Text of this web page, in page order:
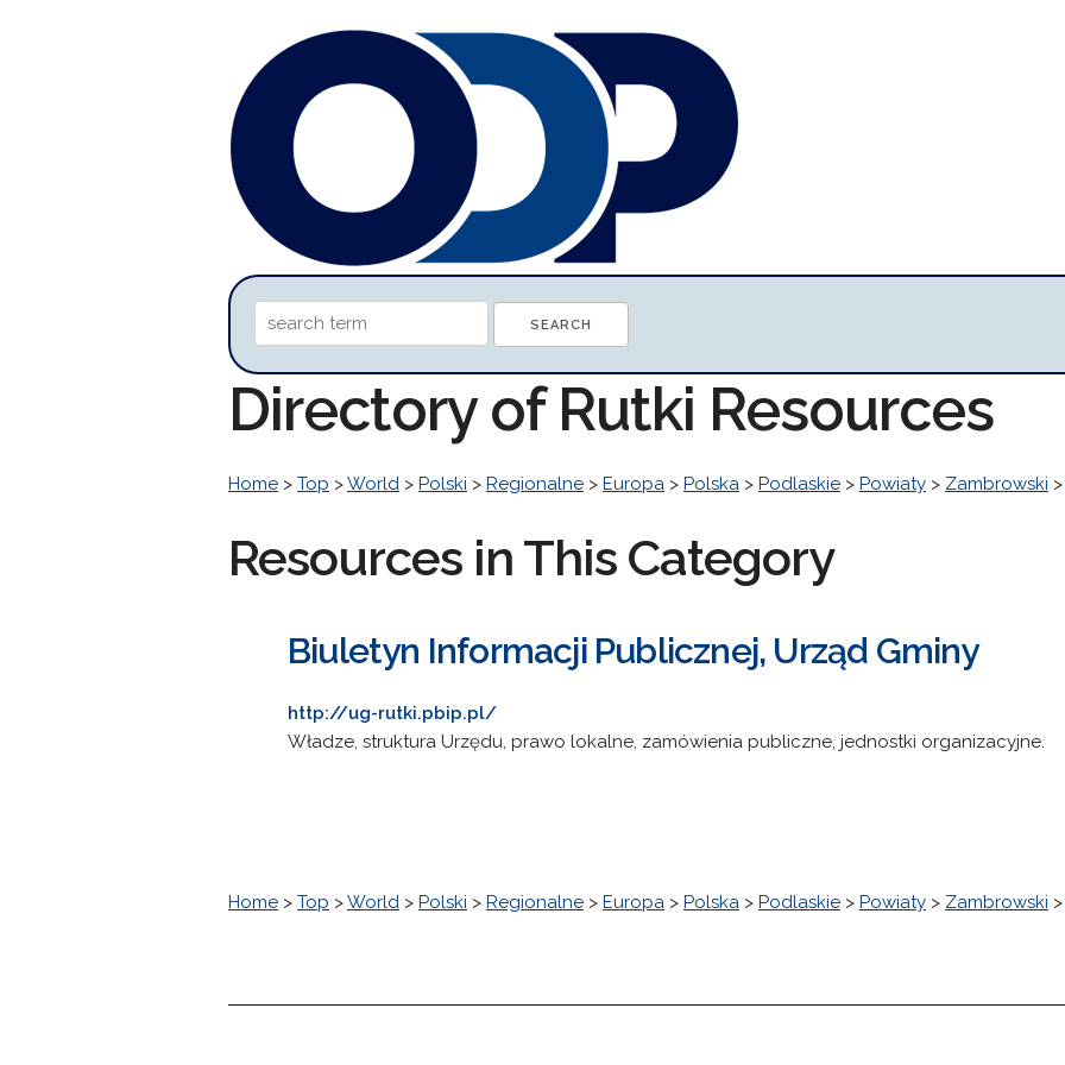
Directory of Rutki Resources
Home > Top >World > Polski > Regionalne > Europa > Polska > Podlaskie > Powiaty > Zambrowski >
Resources in This Category
Biuletyn Informacji Publicznej, Urząd Gminy
http://ug-rutki.pbip.pl/
Władze, struktura Urzędu, prawo lokalne, zamówienia publiczne, jednostki organizacyjne.
Home > Top >World > Polski > Regionalne > Europa > Polska > Podlaskie > Powiaty > Zambrowski >